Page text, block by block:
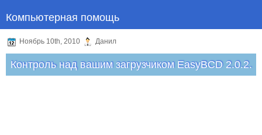
Компьютерная помощь
Ноябрь 10th, 2010 Данил
Контроль над вашим загрузчиком EasyBCD 2.0.2.